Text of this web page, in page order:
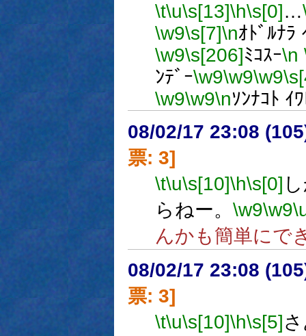
\t\u\s[13]\h\s[0] …
\w9\s[7]\nｵﾄﾞﾙﾅﾗ
\w9\s[206]ﾐｺｽｰ\n
ﾝﾃﾞｰ\w9\w9\w9
\w9\w9\nｿﾝﾅｺﾄ ｲ
08/02/17 23:08
票: 3]
\t\u\s[10]\h\s[0]
らねー。 \w9\w9
んかも簡単にで
08/02/17 23:08
票: 3]
\t\u\s[10]\h\s[5]